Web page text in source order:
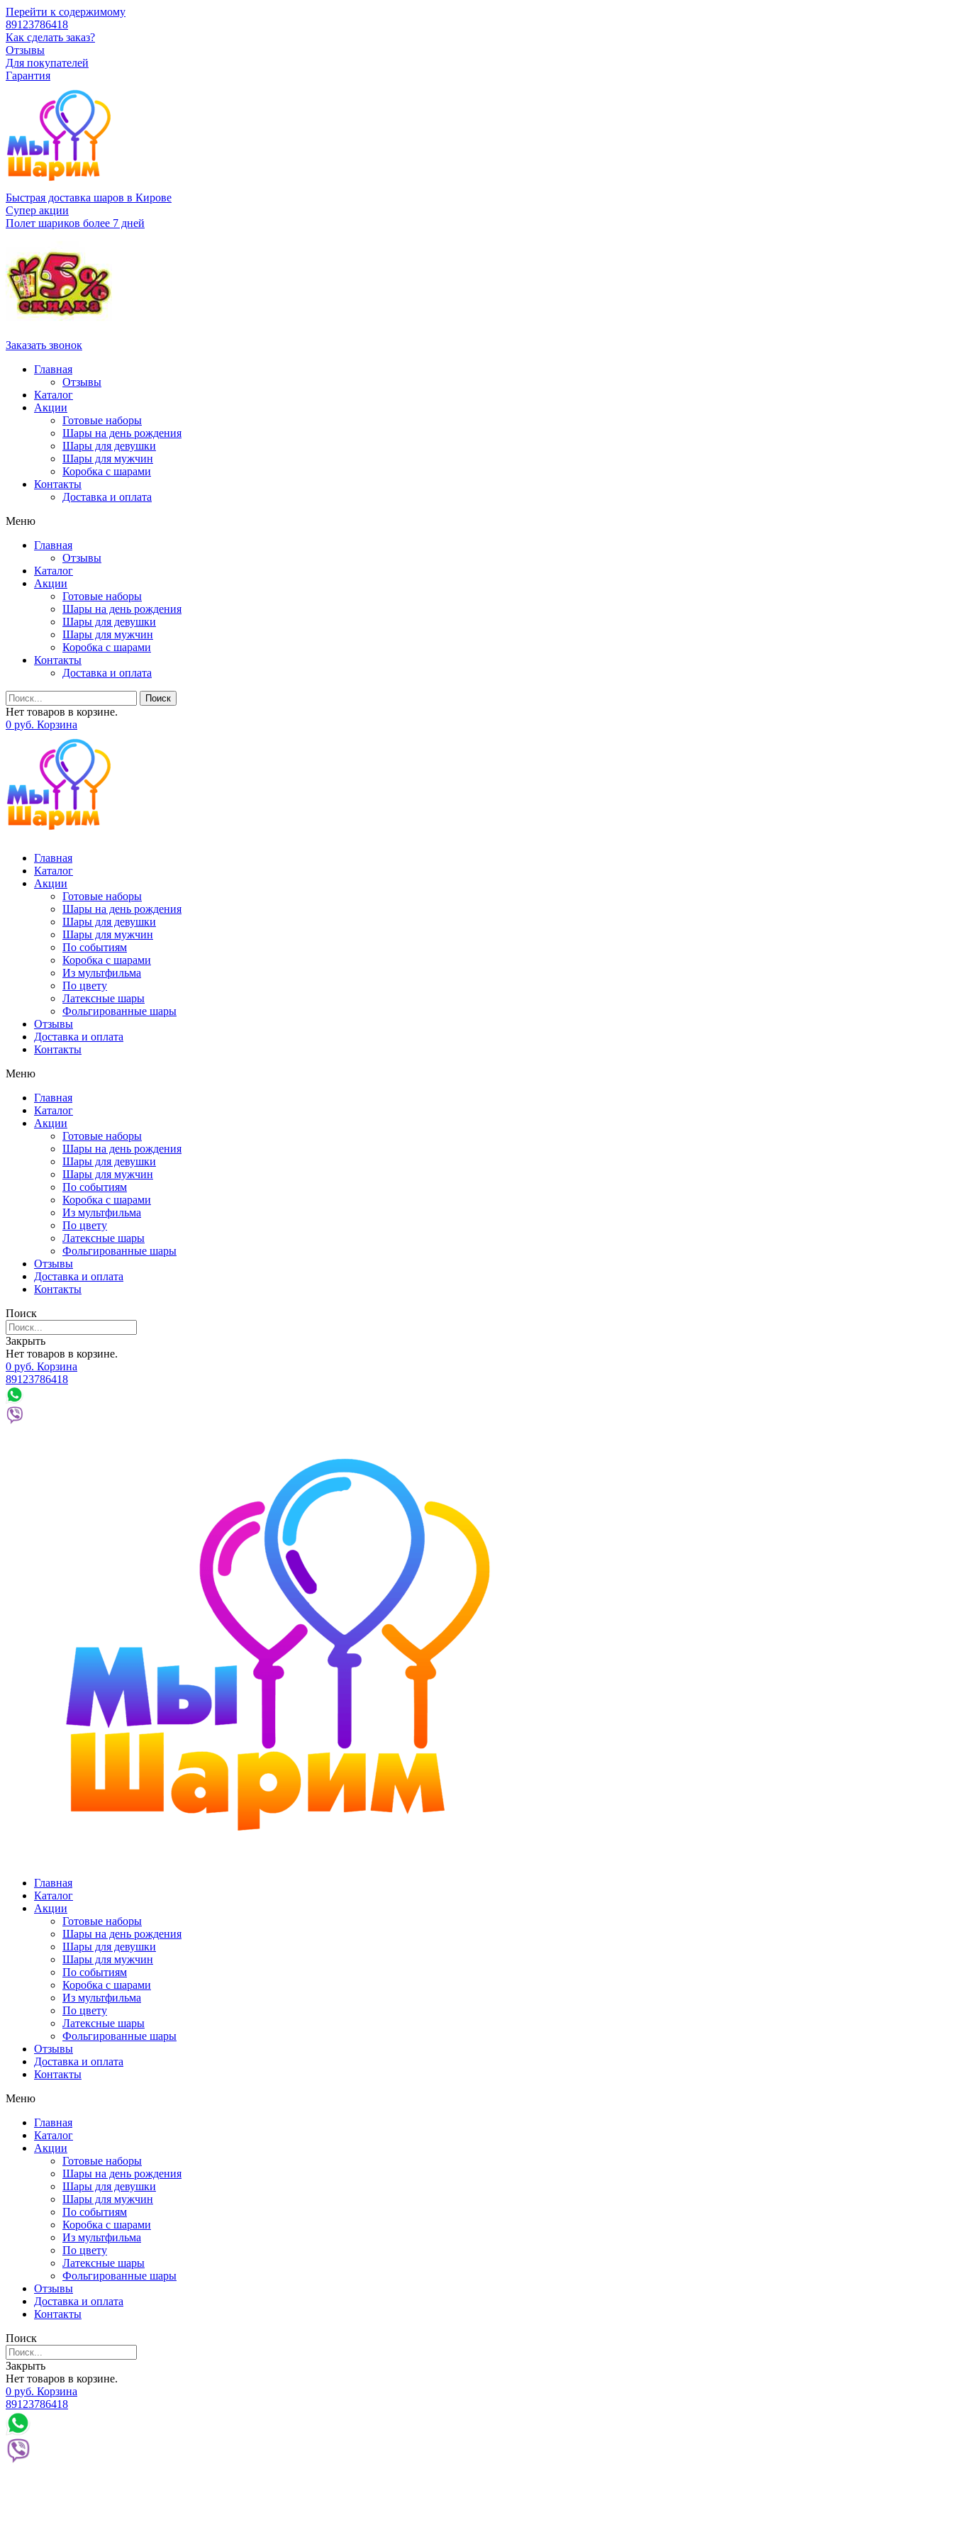
Перейти к содержимому
89123786418
Как сделать заказ?
Отзывы
Для покупателей
Гарантия
Быстрая доставка шаров в Кирове
Супер акции
Полет шариков более 7 дней
Заказать звонок
Главная
Отзывы
Каталог
Акции
Готовые наборы
Шары на день рождения
Шары для девушки
Шары для мужчин
Коробка с шарами
Контакты
Доставка и оплата
Меню
Главная
Отзывы
Каталог
Акции
Готовые наборы
Шары на день рождения
Шары для девушки
Шары для мужчин
Коробка с шарами
Контакты
Доставка и оплата
Поиск
Нет товаров в корзине.
0 руб. Корзина
Главная
Каталог
Акции
Готовые наборы
Шары на день рождения
Шары для девушки
Шары для мужчин
По событиям
Коробка с шарами
Из мультфильма
По цвету
Латексные шары
Фольгированные шары
Отзывы
Доставка и оплата
Контакты
Меню
Главная
Каталог
Акции
Готовые наборы
Шары на день рождения
Шары для девушки
Шары для мужчин
По событиям
Коробка с шарами
Из мультфильма
По цвету
Латексные шары
Фольгированные шары
Отзывы
Доставка и оплата
Контакты
Поиск
Закрыть
Нет товаров в корзине.
0 руб. Корзина
89123786418
Главная
Каталог
Акции
Готовые наборы
Шары на день рождения
Шары для девушки
Шары для мужчин
По событиям
Коробка с шарами
Из мультфильма
По цвету
Латексные шары
Фольгированные шары
Отзывы
Доставка и оплата
Контакты
Меню
Главная
Каталог
Акции
Готовые наборы
Шары на день рождения
Шары для девушки
Шары для мужчин
По событиям
Коробка с шарами
Из мультфильма
По цвету
Латексные шары
Фольгированные шары
Отзывы
Доставка и оплата
Контакты
Поиск
Закрыть
Нет товаров в корзине.
0 руб. Корзина
89123786418